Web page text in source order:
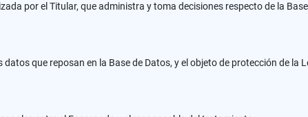
por el Titular, que administra y toma decisiones respecto de la
que reposan en la Base de Datos, y el objeto de protección de la